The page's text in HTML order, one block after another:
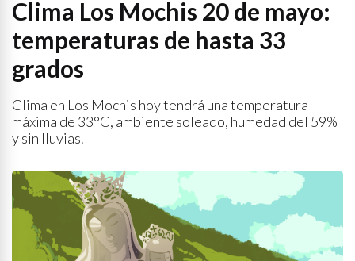
Clima Los Mochis 20 de mayo:
temperaturas de hasta 33
grados
Clima en Los Mochis hoy tendrá una temperatura
máxima de 33°C, ambiente soleado, humedad del 59%
y sin lluvias.